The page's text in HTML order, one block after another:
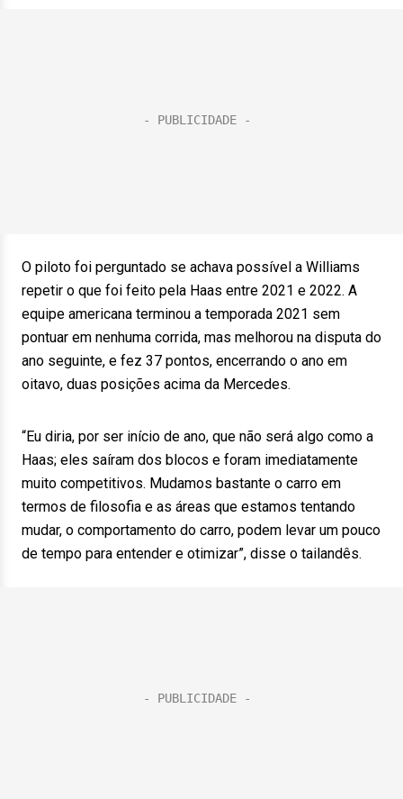
O piloto foi perguntado se achava possível a Williams
repetir o que foi feito pela Haas entre 2021 e 2022. A
equipe americana terminou a temporada 2021 sem
pontuar em nenhuma corrida, mas melhorou na disputa do
ano seguinte, e fez 37 pontos, encerrando o ano em
oitavo, duas posições acima da Mercedes.
“Eu diria, por ser início de ano, que não será algo como a
Haas; eles saíram dos blocos e foram imediatamente
muito competitivos. Mudamos bastante o carro em
termos de filosofia e as áreas que estamos tentando
mudar, o comportamento do carro, podem levar um pouco
de tempo para entender e otimizar”, disse o tailandês.